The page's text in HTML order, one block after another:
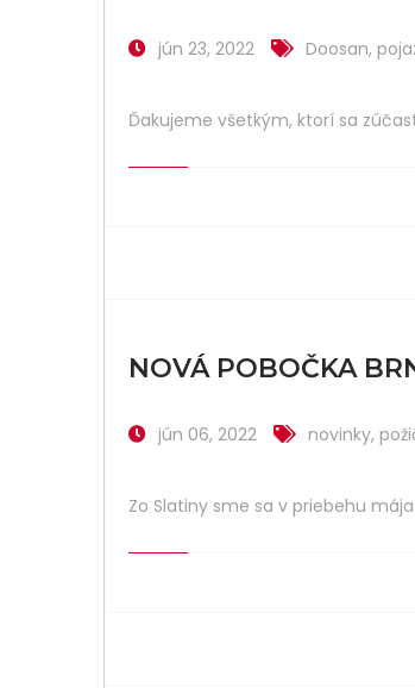
jún 23, 2022 Doosan,
Ďakujeme všetkým, ktorí sa
NOVÁ POBOČKA
jún 06, 2022 novinky,
Zo Slatiny sme sa v priebehu